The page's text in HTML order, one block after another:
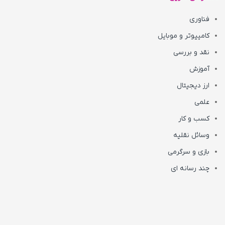
فناوری
کامپیوتر و موبایل
نقد و بررسی
آموزش
ارز دیجیتال
علمی
کسب و کار
وسائل نقلیه
بازی و سرگرمی
چند رسانه ای